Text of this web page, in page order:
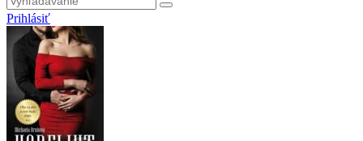
Prihlásiť